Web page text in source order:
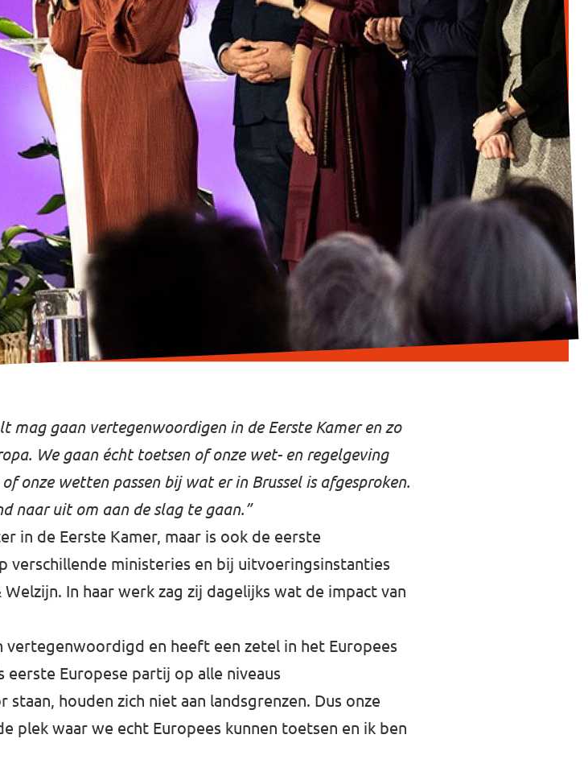
gaan vertegenwoordigen in de Eerste Kamer en zo
We gaan écht toetsen of onze wet- en regelgeving
onze wetten passen bij wat er in Brussel is afgesproken.
naar uit om aan de slag te gaan.”
in de Eerste Kamer, maar is ook de eerste
verschillende ministeries en bij uitvoeringsinstanties
In haar werk zag zij dagelijks wat de impact van
en heeft een zetel in het Europees
Europese partij op alle niveaus
houden zich niet aan landsgrenzen. Dus onze
plek waar we echt Europees kunnen toetsen en ik ben